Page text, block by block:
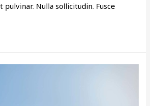
pulvinar. Nulla sollicitudin. Fusce